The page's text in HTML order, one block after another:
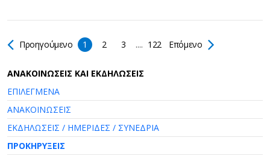
Προηγούμενο 1 2 3 .... 122 Επόμενο
AΝΑΚΟΙΝΩΣΕΙΣ ΚΑΙ ΕΚΔΗΛΩΣΕΙΣ
ΕΠΙΛΕΓΜΕΝΑ
ΑΝΑΚΟΙΝΩΣΕΙΣ
ΕΚΔΗΛΩΣΕΙΣ / ΗΜΕΡΙΔΕΣ / ΣΥΝΕΔΡΙΑ
ΠΡΟΚΗΡΥΞΕΙΣ